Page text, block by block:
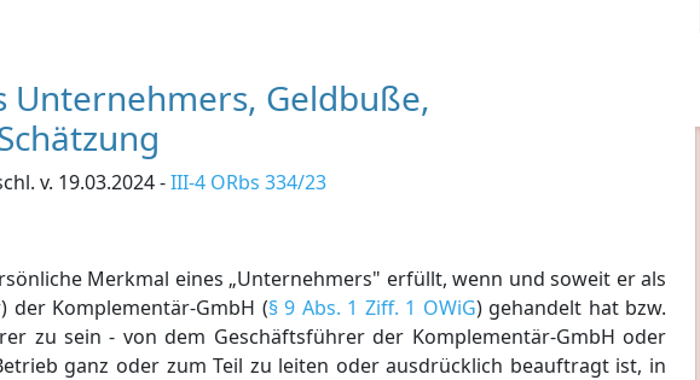
Unternehmers, Geldbuße,
v. 19.03.2024 -III-4 ORbs 334/23
Merkmal eines „Unternehmers" erfüllt, wenn und soweit er als
der Komplementär-GmbH (§ 9 Abs. 1 Ziff. 1 OWiG) gehandelt hat bzw.
zu sein - von dem Geschäftsführer der Komplementär-GmbH oder
ganz oder zum Teil zu leiten oder ausdrücklich beauftragt ist, in